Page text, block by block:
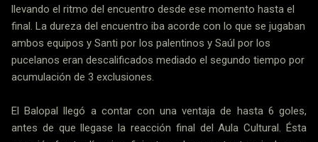
llevando el ritmo del encuentro desde ese momento hasta el
final. La dureza del encuentro iba acorde con lo que se jugaban
ambos equipos y Santi por los palentinos y Saúl por los
pucelanos eran descalificados mediado el segundo tiempo por
acumulación de 3 exclusiones.
El Balopal llegó a contar con una ventaja de hasta 6 goles,
antes de que llegase la reacción final del Aula Cultural. Ésta